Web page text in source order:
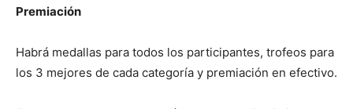
Premiación
Habrá medallas para todos los participantes, trofeos para
los 3 mejores de cada categoría y premiación en efectivo.